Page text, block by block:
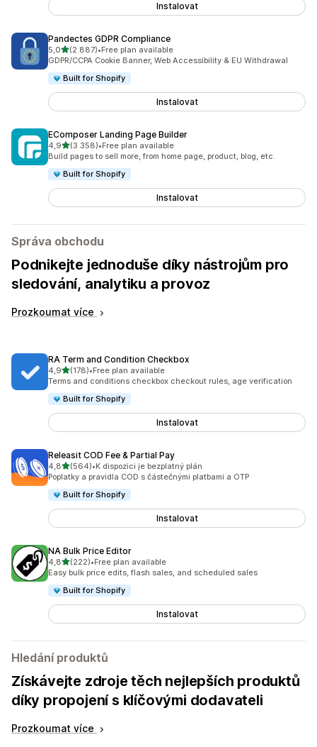
Instalovat
Pandectes GDPR Compliance
5,0z 5 hvězd
(2 887)
Celkový počet recenzí: 2887
•Free plan available
GDPR/CCPA Cookie Banner, Web Accessibility & EU Withdrawal
Built for Shopify
Instalovat
EComposer Landing Page Builder
4,9z 5 hvězd
(3 358)
Celkový počet recenzí: 3358
•Free plan available
Build pages to sell more, from home page, product, blog, etc.
Built for Shopify
Instalovat
Správa obchodu
Podnikejte jednoduše díky nástrojům pro
sledování, analytiku a provoz
Prozkoumat více
RA Term and Condition Checkbox
4,9z 5 hvězd
(178)
Celkový počet recenzí: 178
•Free plan available
Terms and conditions checkbox checkout rules, age verification
Built for Shopify
Instalovat
Releasit COD Fee & Partial Pay
4,8z 5 hvězd
(564)
Celkový počet recenzí: 564
•K dispozici je bezplatný plán
Poplatky a pravidla COD s částečnými platbami a OTP
Built for Shopify
Instalovat
NA Bulk Price Editor
4,8z 5 hvězd
(222)
Celkový počet recenzí: 222
•Free plan available
Easy bulk price edits, flash sales, and scheduled sales
Built for Shopify
Instalovat
Hledání produktů
Získávejte zdroje těch nejlepších produktů
díky propojení s klíčovými dodavateli
Prozkoumat více